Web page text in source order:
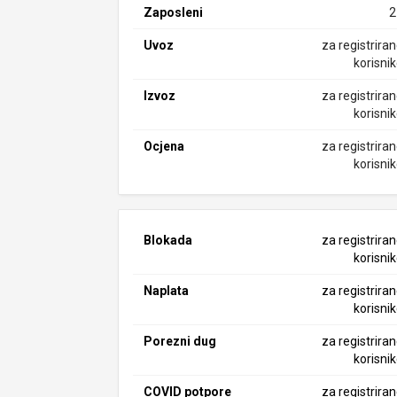
Zaposleni
Uvoz
za
Izvoz
za
Ocjena
za
Blokada
za
Naplata
za
Porezni dug
za
COVID potpore za